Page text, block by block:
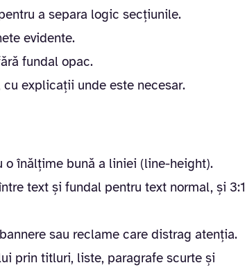
a separa logic secțiunile.
evidente.
fundal opac.
explicații unde este necesar.
o înălțime bună a liniei (line-height).
text și fundal pentru text normal, și 3:1
sau reclame care distrag atenția.
prin titluri, liste, paragrafe scurte și